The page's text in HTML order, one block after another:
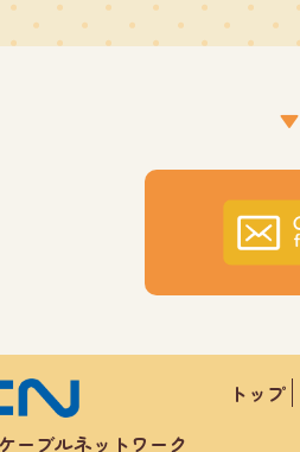
ーブルネットワーク
トップ